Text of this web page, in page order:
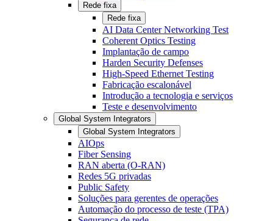
Rede fixa
Rede fixa
AI Data Center Networking Test
Coherent Optics Testing
Implantação de campo
Harden Security Defenses
High-Speed Ethernet Testing
Fabricação escalonável
Introdução a tecnologia e serviços
Teste e desenvolvimento
Global System Integrators
Global System Integrators
AIOps
Fiber Sensing
RAN aberta (O-RAN)
Redes 5G privadas
Public Safety
Soluções para gerentes de operações
Automação do processo de teste (TPA)